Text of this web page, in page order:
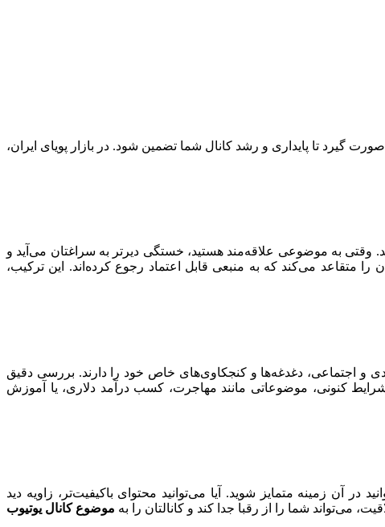
گیرد تا پایداری و رشد کانال شما تضمین شود. در بازار پویای ایران،
وقتی به موضوعی علاقه‌مند هستید، خستگی دیرتر به سراغتان می‌آید و
را متقاعد می‌کند که به منبعی قابل اعتماد رجوع کرده‌اند. این ترکیب،
و اجتماعی، دغدغه‌ها و کنجکاوی‌های خاص خود را دارند. بررسی دقیق
کنونی، موضوعاتی مانند مهاجرت، کسب درآمد دلاری، یا آموزش
آن زمینه متمایز شوید. آیا می‌توانید محتوای باکیفیت‌تر، زاویه دید
شما را از رقبا جدا کند و کانالتان را به موضوع کانال یوتیوب